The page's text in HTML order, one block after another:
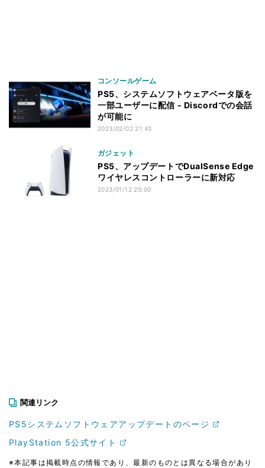
コンソールゲーム
PS5、システムソフトウェアベータ版を
一部ユーザーに配信 - Discordでの会話
が可能に
2023/02/02 21:43
ガジェット
PS5、アップデートでDualSense Edge
ワイヤレスコントローラーに新対応
2023/01/12 20:00
関連リンク
PS5システムソフトウェアアップデートのページ
PlayStation 5公式サイト
※本記事は掲載時点の情報であり、最新のものとは異なる場合があり